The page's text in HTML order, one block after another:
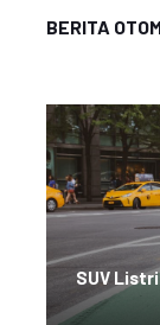
BERITA
SUV